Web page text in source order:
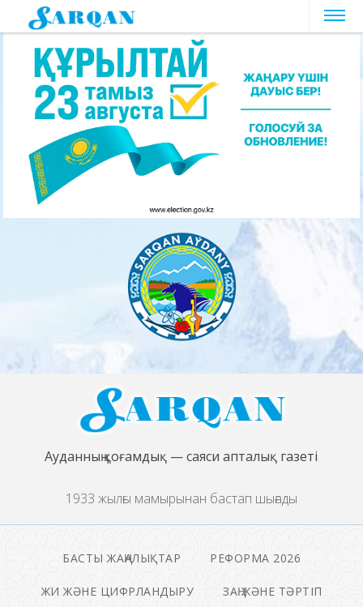
Ауданның қоғамдық — саяси апталық газеті
1933 жылғы мамырынан бастап шығады
БАСТЫ ЖАҢАЛЫҚТАР РЕФОРМА 2026
ЖИ ЖӘНЕ ЦИФРЛАНДЫРУ ЗАҢ ЖӘНЕ ТӘРТІП